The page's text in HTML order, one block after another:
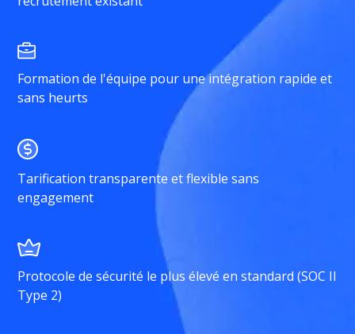
Formation de l'équipe pour une intégration rapide et
sans heurts
Tarification transparente et flexible sans
engagement
Protocole de sécurité le plus élevé en standard (SOC II
Type 2)